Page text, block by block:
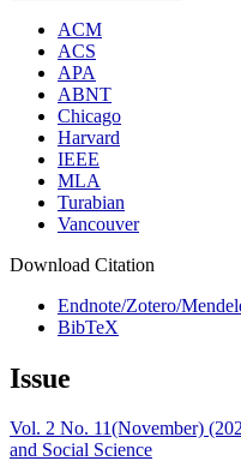
ACM
ACS
APA
ABNT
Chicago
Harvard
IEEE
MLA
Turabian
Vancouver
Download Citation
Endnote/Zotero/
BibTeX
Issue
Vol. 2 No. 11(November)
and Social Science